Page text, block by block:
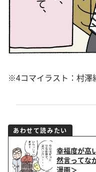
※4コマイラスト：村澤
あわせて読みたい
幸福度が高
然言ってな
漫画＞